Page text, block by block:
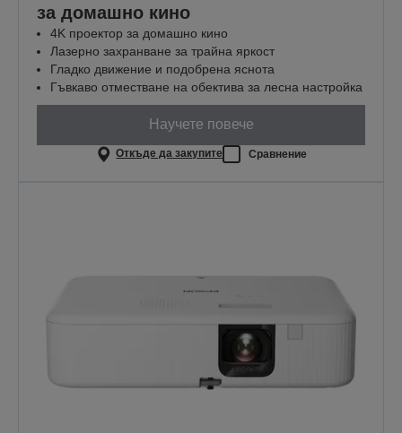
за домашно кино
4K проектор за домашно кино
Лазерно захранване за трайна яркост
Гладко движение и подобрена яснота
Гъвкаво отместване на обектива за лесна настройка
Научете повече
Откъде да закупите Сравнение